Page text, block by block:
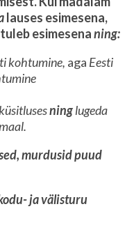
lauses esimesena,
esimesenaning:
kohtumine, aga Eesti
ninglugeda
murdusid puud
ja välisturu